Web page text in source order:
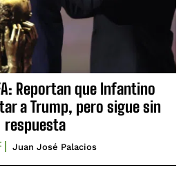
Reportan que Infantino
a Trump, pero sigue sin
respuesta
Juan José Palacios